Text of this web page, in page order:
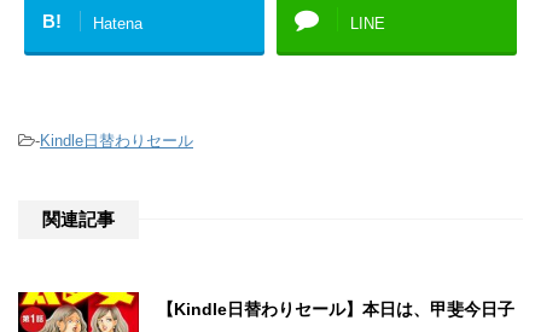
B! Hatena LINE
-Kindle日替わりセール
関連記事
【Kindle日替わりセール】本日は、甲斐今日子